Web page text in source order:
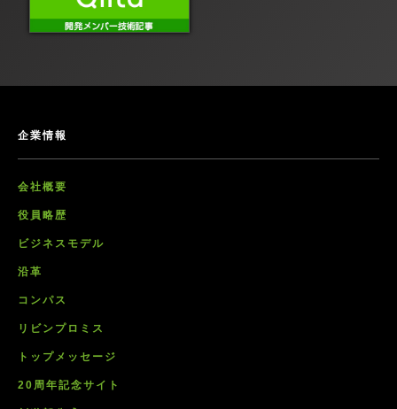
企業情報
会社概要
役員略歴
ビジネスモデル
沿革
コンパス
リビンプロミス
トップメッセージ
20周年記念サイト